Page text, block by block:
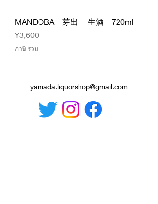
MANDOBA 芽出 生酒 720ml
ราคา
¥3,600
ภาษี รวม
yamada.liquorshop@gmail.com